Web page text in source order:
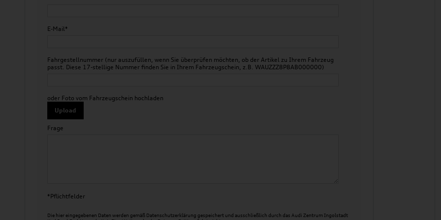
E-Mail*
Fahrgestellnummer (nur auszufüllen, wenn Sie überprüfen möchten, ob der Artikel zu Ihrem Fahrzeug
passt. Diese 17-stellige Nummer finden Sie in Ihrem Fahrzeugschein, z.B. WAUZZZ8P8AB000000)
oder Foto vom Fahrzeugschein hochladen
Upload
Frage
*Pflichtfelder
Die hier eingegebenen Daten werden gemäß Datenschutzerklärung gespeichert und ausschließlich durch das Audi Zentrum Ingolstadt